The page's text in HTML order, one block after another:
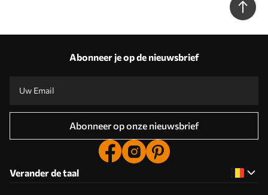
Abonneer je op de nieuwsbrief
Abonneer op onze nieuwsbrief
Verander de taal